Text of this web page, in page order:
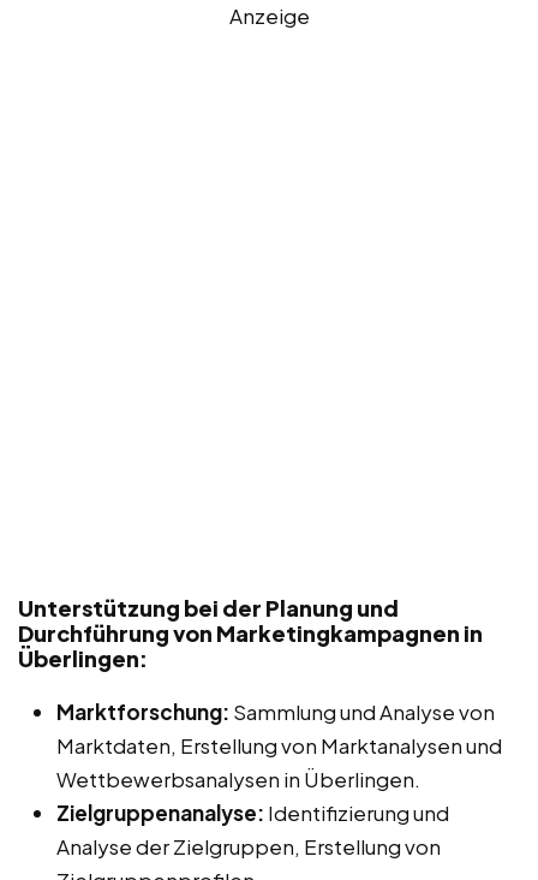
Anzeige
Unterstützung bei der Planung und
Durchführung von Marketingkampagnen in
Überlingen:
Marktforschung: Sammlung und Analyse von
Marktdaten, Erstellung von Marktanalysen und
Wettbewerbsanalysen in Überlingen.
Zielgruppenanalyse: Identifizierung und
Analyse der Zielgruppen, Erstellung von